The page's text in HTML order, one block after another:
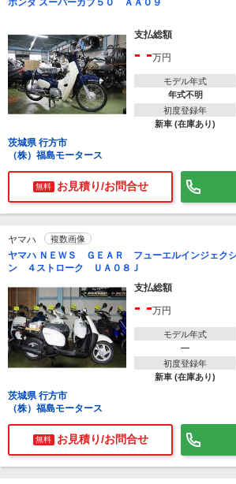
ホンダ スーパーカブ５０ ＡＡ０９
支払総額
- -万円
モデル年式
年式不明
初度登録年
新車 (在庫あり)
茨城県 行方市
（株）福島モータース
無料 お見積り/お問合せ
ヤマハ 複数画像
ヤマハ ＮＥＷＳ ＧＥＡＲ フューエルインジェク
ン ４ストローク ＵＡ０８Ｊ
支払総額
- -万円
モデル年式
―
初度登録年
新車 (在庫あり)
茨城県 行方市
（株）福島モータース
無料 お見積り/お問合せ